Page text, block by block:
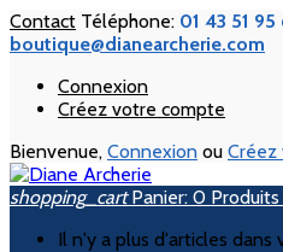
Contact Téléphone: 01 43 51 95
boutique@dianearcherie.com
Connexion
Créez votre compte
Bienvenue, Connexion ou
shopping_cart Panier: 0
Il n'y a plus d'articles dans